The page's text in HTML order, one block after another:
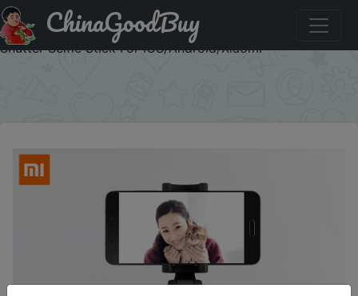
Придбати по акціи Original Xiaomi Foldable Tripod
Monopod Selfie Stick Bluetooth With Wireless Button
Shutter Selfie Stick For iOS/Android/Xiaomi
ChinaGoodBuy